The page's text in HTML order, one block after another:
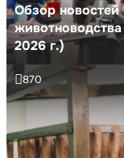
Обзор
2026 г.)
870